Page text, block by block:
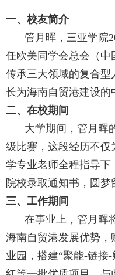
一、校友简介
管月晖，三亚学院
任欧美同学会总会（
传承三大领域的复合型
长为海南自贸港建设的
二、在校期间
大学期间，管月晖
级比赛，这段经历不
学专业老师全程指导下
院校录取通知书，圆梦
三、工作期间
在事业上，管月晖
海南自贸港发展优势，
业园，搭建“聚能-链接-